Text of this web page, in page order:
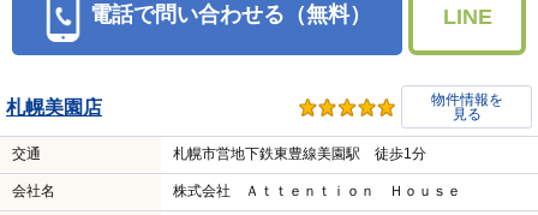
電話で問い合わせる（無料） LINE
札幌美園店
物件情報を
見る
交通 札幌市営地下鉄東豊線美園駅 徒歩1分
会社名 株式会社 Ａｔｔｅｎｔｉｏｎ Ｈｏｕｓｅ